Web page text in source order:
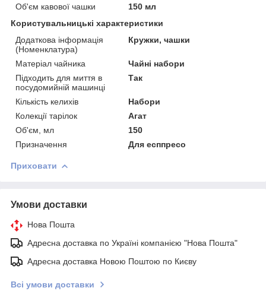
Об'єм кавової чашки
150 мл
Користувальницькі характеристики
Додаткова інформація
(Номенклатура)
Кружки, чашки
Матеріал чайника
Чайні набори
Підходить для миття в
посудомийній машинці
Так
Кількість келихів
Набори
Колекції тарілок
Агат
Об'єм, мл
150
Призначення
Для есппресо
Приховати
Умови доставки
Нова Пошта
Адресна доставка по Україні компанією "Нова Пошта"
Адресна доставка Новою Поштою по Києву
Всі умови доставки